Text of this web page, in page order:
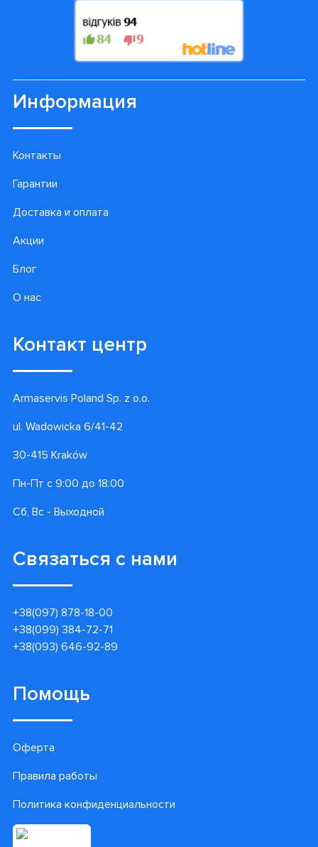
Информация
Контакты
Гарантии
Доставка и оплата
Акции
Блог
О нас
Контакт центр
Armaservis Poland Sp. z o.o.
ul. Wadowicka 6/41-42
30-415 Kraków
Пн-Пт с 9:00 до 18:00
Сб, Вс - Выходной
Связаться с нами
+38(097) 878-18-00
+38(099) 384-72-71
+38(093) 646-92-89
Помощь
Оферта
Правила работы
Политика конфиденциальности